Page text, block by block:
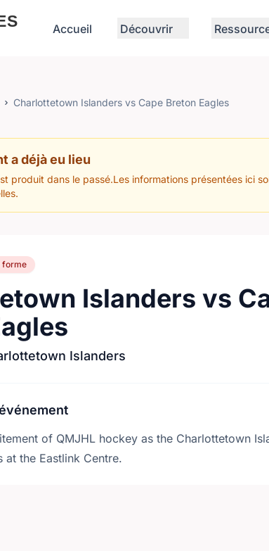
Accueil Découvrir
Charlottetown Islanders vs Cape Breton Eagles
a déjà eu lieu
produit dans le passé.Les informations présentées ici
forme
Islanders vs
Islanders
of QMJHL hockey as the Charlottetown
at the Eastlink Centre.